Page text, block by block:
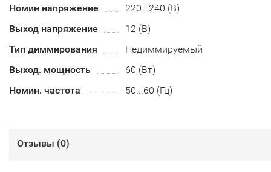
Номин напряжение
220...240 (В)
Выход напряжение
12 (В)
Тип диммирования
Недиммируемый
Выход. мощность
60 (Вт)
Номин. частота
50...60 (Гц)
Отзывы (0)